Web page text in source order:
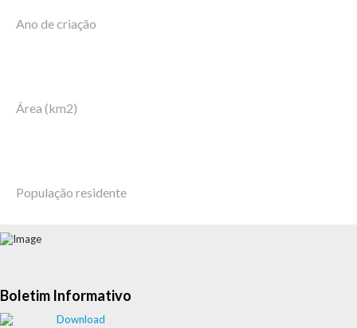
Ano de criação
Área (km2)
População residente
Boletim Informativo